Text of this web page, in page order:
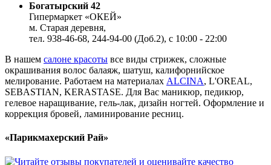
Богатырский 42
Гипермаркет «ОКЕЙ»
м. Старая деревня,
тел. 938-46-68, 244-94-00 (Доб.2), c 10:00 - 22:00
В нашем салоне красоты все виды стрижек, сложные
окрашивания волос балаяж, шатуш, калифорнийское
мелирование. Работаем на материалах ALCINA, L'OREAL,
SEBASTIAN, KERASTASE. Для Вас маникюр, педикюр,
гелевое наращивание, гель-лак, дизайн ногтей. Оформление и
коррекция бровей, ламинирование ресниц.
«Парикмахерский Рай»